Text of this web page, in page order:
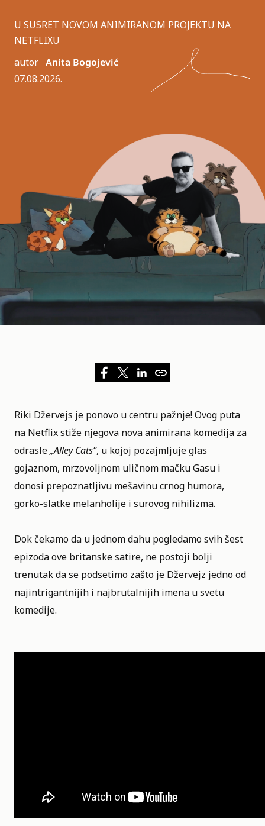
U SUSRET NOVOM ANIMIRANOM PROJEKTU NA
NETFLIXU
autor Anita Bogojević
07.08.2026.
Riki Džervejs je ponovo u centru pažnje! Ovog puta
na Netflixstiže njegova nova animirana komedija za
odrasle„Alley Cats”, u kojoj pozajmljuje glas
gojaznom, mrzovoljnom uličnom mačku Gasu i
donosi prepoznatljivu mešavinu crnog humora,
gorko-slatke melanholije i surovog nihilizma.
Dok čekamo da u jednom dahu pogledamo svih šest
epizoda ove britanske satire, ne postoji bolji
trenutak da se podsetimo zašto je Džervejz jedno od
najintrigantnijih i najbrutalnijih imena u svetu
komedije.